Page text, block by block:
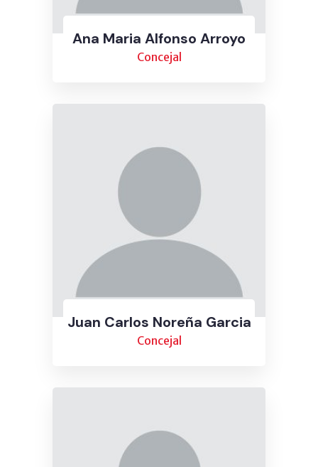
Ana Maria Alfonso Arroyo
Concejal
Juan Carlos Noreña Garcia
Concejal